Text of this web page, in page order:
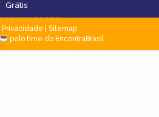
Grátis
Privacidade
Sitemap
pelo time do EncontraBrasil